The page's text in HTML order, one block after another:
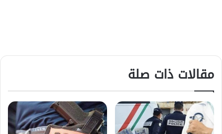
مقالات ذات صلة